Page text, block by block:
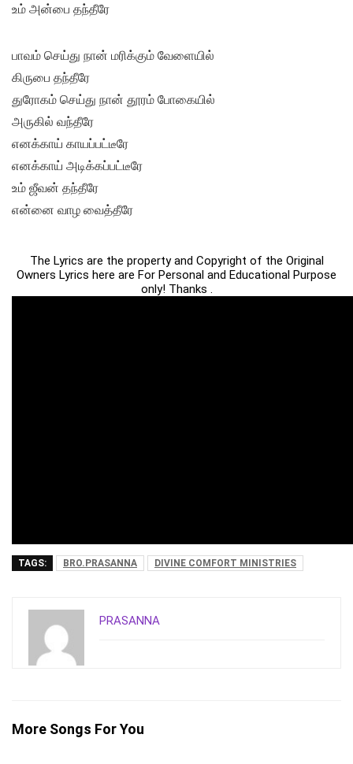
உம் அன்பை தந்தீரே
பாவம் செய்து நான் மரிக்கும் வேளையில்
கிருபை தந்தீரே
துரோகம் செய்து நான் தூரம் போகையில்
அருகில் வந்தீரே
எனக்காய் காயப்பட்டீரே
எனக்காய் அடிக்கப்பட்டீரே
உம் ஜீவன் தந்தீரே
என்னை வாழ வைத்தீரே
The Lyrics are the property and Copyright of the Original
Owners Lyrics here are For Personal and Educational Purpose
only! Thanks .
TAGS: BRO.PRASANNA DIVINE COMFORT MINISTRIES
PRASANNA
More Songs For You